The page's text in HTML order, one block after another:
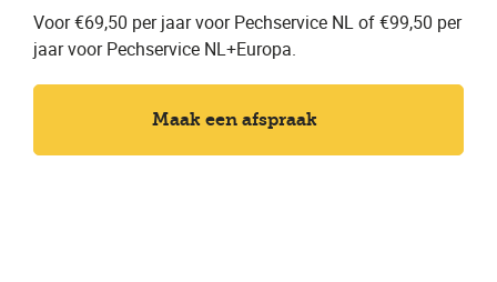
Voor €69,50 per jaar voor Pechservice NL of €99,50 per
jaar voor Pechservice NL+Europa.
Maak een afspraak